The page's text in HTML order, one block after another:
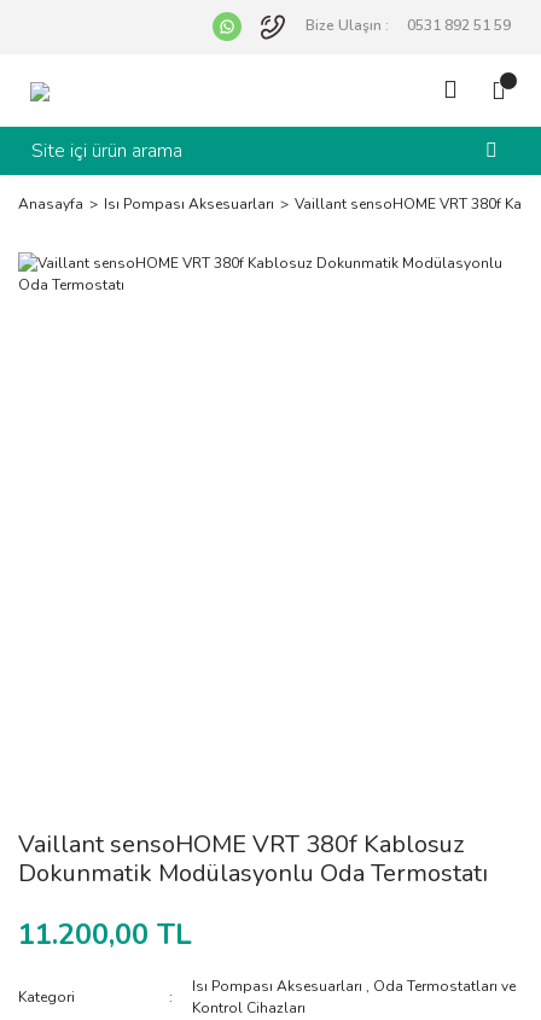
Bize Ulaşın : 0531 892 51 59
Anasayfa Isı Pompası Aksesuarları Vaillant sensoHOME VRT 380f
Vaillant sensoHOME VRT 380f Kablosuz
Dokunmatik Modülasyonlu Oda Termostatı
11.200,00 TL
Kategori
Isı Pompası Aksesuarları , Oda Termostatları ve
Kontrol Cihazları